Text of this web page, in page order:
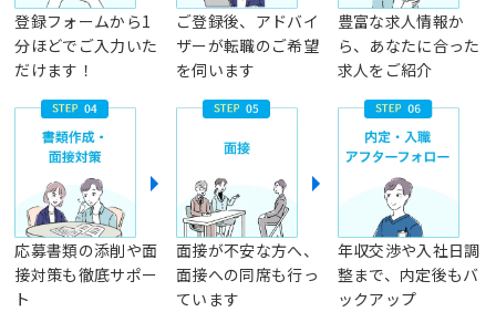
登録フォームから1
分ほどでご入力いた
だけます！
ご登録後、アドバイ
ザーが転職のご希望
を伺います
豊富な求人情報か
ら、あなたに合った
求人をご紹介
応募書類の添削や面
接対策も徹底サポー
ト
面接が不安な方へ、
面接への同席も行っ
ています
年収交渉や入社日調
整まで、内定後もバ
ックアップ